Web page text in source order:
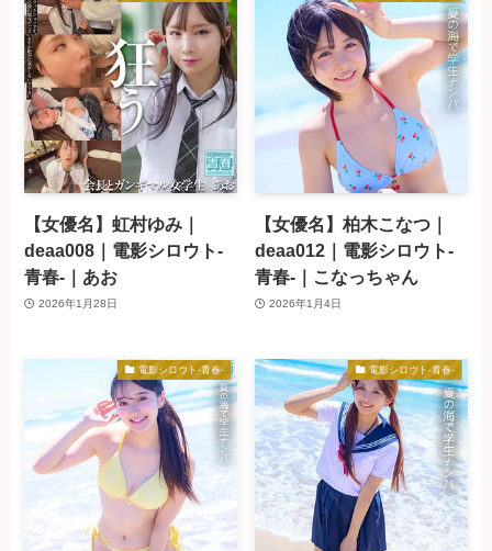
【女優名】虹村ゆみ｜
deaa008｜電影シロウト-
青春-｜あお
2026年1月28日
【女優名】柏木こなつ｜
deaa012｜電影シロウト-
青春-｜こなっちゃん
2026年1月4日
電影シロウト-青春- 電影シロウト-青春-